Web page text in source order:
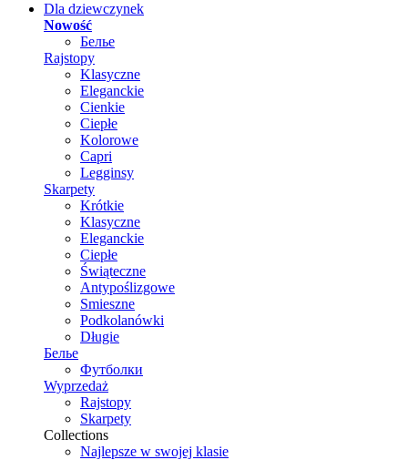
Dla dziewczynek
Nowość
Белье
Rajstopy
Klasyczne
Eleganckie
Cienkie
Ciepłe
Kolorowe
Capri
Legginsy
Skarpety
Krótkie
Klasyczne
Eleganckie
Ciepłe
Świąteczne
Antypoślizgowe
Smieszne
Podkolanówki
Długie
Белье
Футболки
Wyprzedaż
Rajstopy
Skarpety
Collections
Najlepsze w swojej klasie